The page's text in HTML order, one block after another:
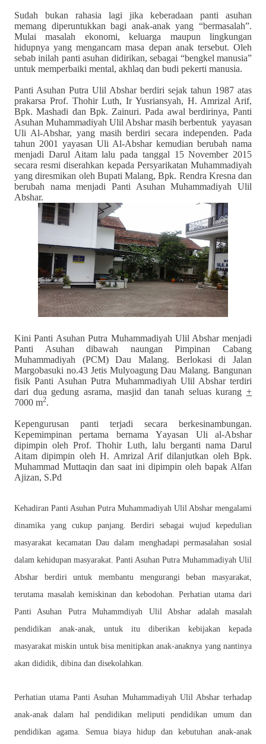
Sudah bukan rahasia lagi jika keberadaan panti asuhan
memang diperuntukkan bagi anak-anak yang “bermasalah”.
Mulai masalah ekonomi, keluarga maupun lingkungan
hidupnya yang mengancam masa depan anak tersebut. Oleh
sebab inilah panti asuhan didirikan, sebagai “bengkel manusia”
untuk memperbaiki mental, akhlaq dan budi pekerti manusia.
Panti Asuhan Putra Ulil Abshar berdiri sejak tahun 1987 atas
prakarsa Prof. Thohir Luth, Ir Yusriansyah, H. Amrizal Arif,
Bpk. Mashadi dan Bpk. Zainuri. Pada awal berdirinya, Panti
Asuhan Muhammadiyah Ulil Abshar masih berbentuk yayasan
Uli Al-Abshar, yang masih berdiri secara independen. Pada
tahun 2001 yayasan Uli Al-Abshar kemudian berubah nama
menjadi Darul Aitam lalu pada tanggal 15 November 2015
secara resmi diserahkan kepada Persyarikatan Muhammadiyah
yang diresmikan oleh Bupati Malang, Bpk. Rendra Kresna dan
berubah nama menjadi Panti Asuhan Muhammadiyah Ulil
Abshar.
Kini Panti Asuhan Putra Muhammadiyah Ulil Abshar menjadi
Panti Asuhan dibawah naunganPimpinanCabang
Muhammadiyah (PCM)Dau Malang. Berlokasi diJalan
Margobasuki no.43 Jetis Mulyoagung Dau Malang. Bangunan
fisik Panti Asuhan Putra Muhammadiyah Ulil Abshar terdiri
dari dua gedung asrama, masjid dan tanah seluas kurang +
7000 m2.
Kepengurusan panti terjadi secara berkesinambungan.
Kepemimpinan pertama bernamaYayasan Uli al-Abshar
dipimpin oleh Prof. Thohir Luth, lalu berganti nama Darul
Aitam dipimpin oleh H. Amrizal Arif dilanjutkan oleh Bpk.
Muhammad Muttaqin dan saat ini dipimpin oleh bapak Alfan
Ajizan, S.Pd
Kehadiran Panti Asuhan Putra Muhammadiyah Ulil Abshar mengalami
dinamika yang cukup panjang. Berdiri sebagai wujud kepedulian
masyarakat kecamatan Dau dalam menghadapi permasalahan sosial
dalam kehidupan masyarakat. Panti Asuhan Putra Muhammadiyah Ulil
Abshar berdiri untuk membantu mengurangi beban masyarakat,
terutama masalah kemiskinan dan kebodohan. Perhatian utama dari
Panti Asuhan Putra Muhammdiyah Ulil Abshar adalah masalah
pendidikan anak-anak, untuk itu diberikan kebijakan kepada
masyarakat miskin untuk bisa menitipkan anak-anaknya yang nantinya
akan dididik, dibina dan disekolahkan.
Perhatian utama Panti Asuhan Muhammadiyah Ulil Abshar terhadap
anak-anak dalam hal pendidikan meliputi pendidikan umum dan
pendidikan agama. Semua biaya hidup dan kebutuhan anak-anak